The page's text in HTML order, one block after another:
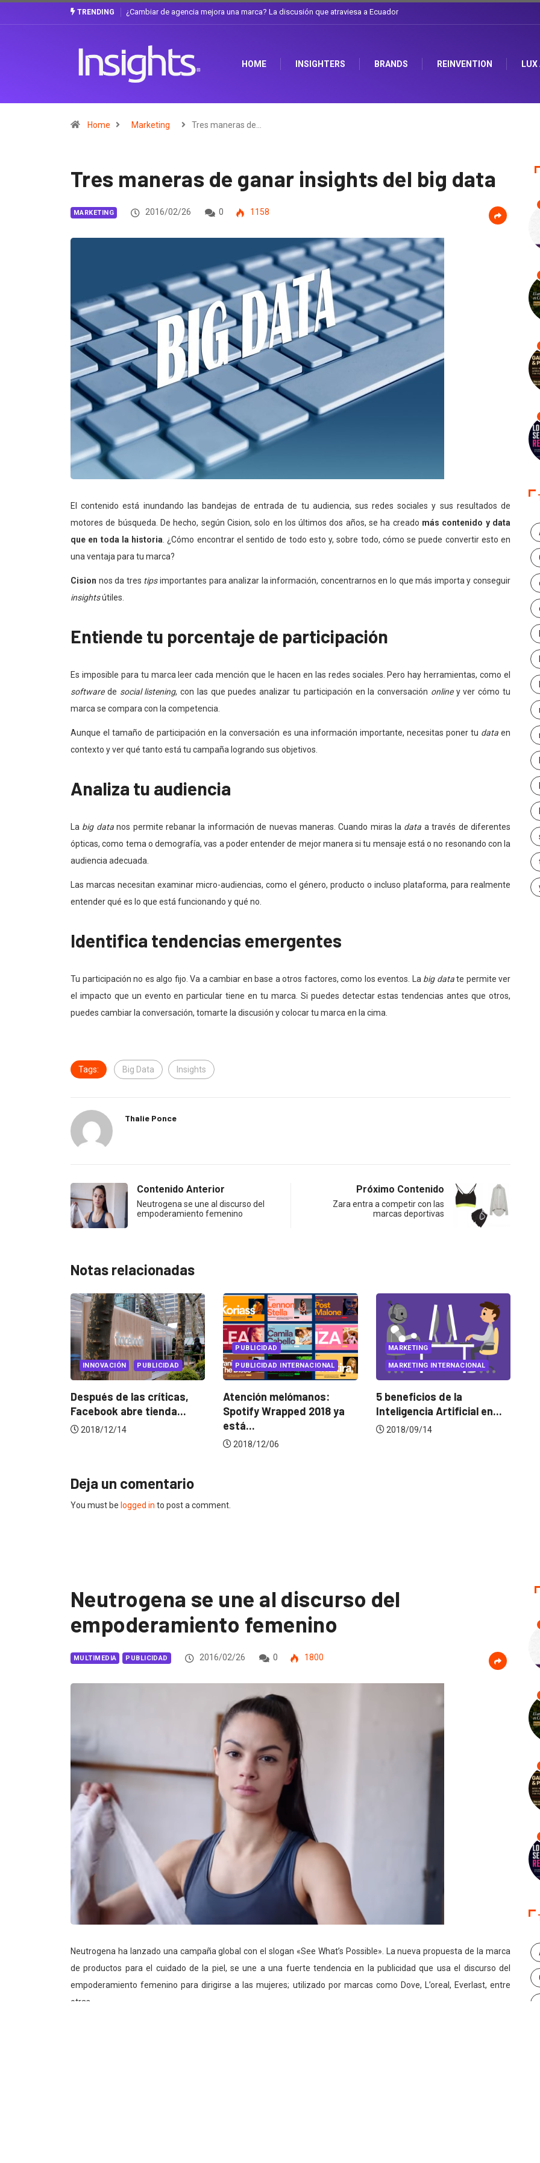
TRENDING Gabriela Herrera y el arte de cambiarse el sombrero en Corporación Favorita
HOME INSIGHTERS BRANDS REINVENTION LUX
Home Marketing Tres maneras de…
Tres maneras de ganar insights del big data
MARKETING 2016/02/26 0 1158
El contenido está inundando las bandejas de entrada de tu audiencia, sus redes sociales y sus resultados de
motores de búsqueda. De hecho, según Cision, solo en los últimos dos años, se ha creado más contenido y data
que en toda la historia. ¿Cómo encontrar el sentido de todo esto y, sobre todo, cómo se puede convertir esto en
una ventaja para tu marca?
Cision nos da tres tipsimportantes para analizar la información, concentrarnos en lo que más importa y conseguir
insightsútiles.
Entiende tu porcentaje de participación
Es imposible para tu marca leer cada mención que le hacen en las redes sociales. Pero hay herramientas, como el
softwarede social listening, con las que puedes analizar tu participación en la conversación online y ver cómo tu
marca se compara con la competencia.
Aunque el tamaño de participación en la conversación es una información importante, necesitas poner tu dataen
contexto y ver qué tanto está tu campaña logrando sus objetivos.
Analiza tu audiencia
La big datanos permite rebanar la información de nuevas maneras. Cuando miras la data a través de diferentes
ópticas, como tema o demografía, vas a poder entender de mejor manera si tu mensaje está o no resonando con la
audiencia adecuada.
Las marcas necesitan examinar micro-audiencias, como el género, producto o incluso plataforma, para realmente
entender qué es lo que está funcionando y qué no.
Identifica tendencias emergentes
Tu participación no es algo fijo. Va a cambiar en base a otros factores, como los eventos. La big datate permite ver
el impacto que un evento en particular tiene en tu marca. Si puedes detectar estas tendencias antes que otros,
puedes cambiar la conversación, tomarte la discusión y colocar tu marca en la cima.
Tags: Big Data Insights
Thalie Ponce
Contenido Anterior
Neutrogena se une al discurso del
empoderamiento femenino
Próximo Contenido
Zara entra a competir con las
marcas deportivas
Notas relacionadas
PUBLICIDAD
de las críticas,
abre tienda...
PUBLICIDAD
PUBLICIDAD INTERNACIONAL
Atención melómanos:
Spotify Wrapped 2018 ya
MARKETING
MARKETING INTERNACIONAL
5 beneficios de la
Inteligencia Artificial en...
INNOVACIÓN
Después de las
Facebook abre
Deja un comentario
You must be logged in to post a comment.
Neutrogena se une al discurso del
empoderamiento femenino
MULTIMEDIA PUBLICIDAD 2016/02/26 0 1800
Neutrogena ha lanzado una campaña global con el slogan «See What’s Possible». La nueva propuesta de la marca
de productos para el cuidado de la piel, se une a una fuerte tendencia en la publicidad que usa el discurso del
empoderamiento femenino para dirigirse a las mujeres; utilizado por marcas como Dove, L’oreal, Everlast, entre
otras.